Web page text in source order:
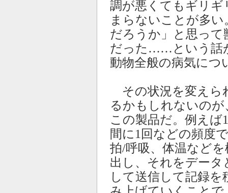
調が悪くてもギリ
まらないことが多
だろうか」と思っ
だった……という話
動物全般の病気につ
その状況を変えら
るかもしれないのが
この製品だ。例えば
間に1回などの頻度
拍/呼吸、体温などを
出し、それをデータ
して送信して記録を